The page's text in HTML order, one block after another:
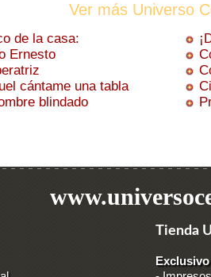
Ver más Universo
de la casa:
Ernesto
cántame una tabla
blindado
Tienda